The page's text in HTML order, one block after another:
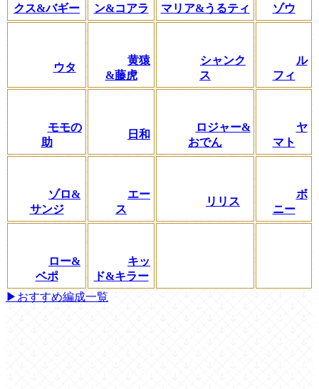
クス&バギー
ン&コアラ
マリア&うるティ
ゾウ
ウタ
黄猿
&藤虎
シャンク
ス
ル
フィ
モモの
助
日和
ロジャー&
おでん
ヤ
マト
ゾロ&
サンジ
エー
ス
リリス
ボ
ニー
ロー&
ベポ
キッ
ド&キラー
▶おすすめ編成一覧